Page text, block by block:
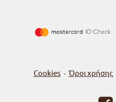
Cookies - Όροι χρήσης